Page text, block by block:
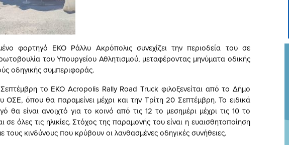
φορτηγό ΕΚΟ Ράλλυ Ακρόπολις συνεχίζει την περιοδεία του σε
του Υπουργείου Αθλητισμού, μεταφέροντας μηνύματα οδικής
οδηγικής συμπεριφοράς.
το EKO Acropolis Rally Road Truck φιλοξενείται από το Δήμο
όπου θα παραμείνει μέχρι και την Τρίτη 20 Σεπτέμβρη. Το ειδικά
θα είναι ανοιχτό για το κοινό από τις 12 το μεσημέρι μέχρι τις 10 το
σε όλες τις ηλικίες. Στόχος της παραμονής του είναι η ευαισθητοποίηση
τους κινδύνους που κρύβουν οι λανθασμένες οδηγικές συνήθειες.